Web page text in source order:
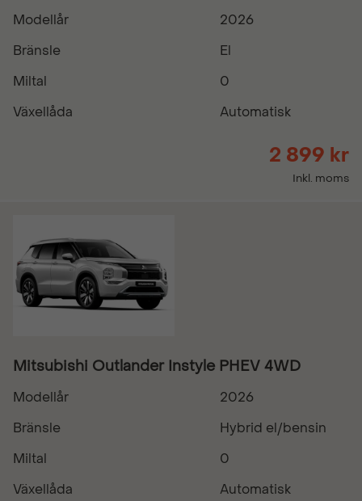
Modellår
2026
Bränsle
El
Miltal
0
Växellåda
Automatisk
2 899 kr
Inkl. moms
Mitsubishi Outlander Instyle PHEV 4WD
Modellår
2026
Bränsle
Hybrid el/bensin
Miltal
0
Växellåda
Automatisk